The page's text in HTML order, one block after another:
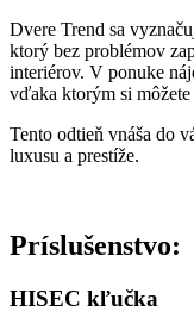
Dvere Trend sa
ktorý bez problémov
interiérov. V ponuke
vďaka ktorým si
Tento odtieň vnáša do
luxusu a prestíže.
Príslušenstvo:
HISEC kľučka